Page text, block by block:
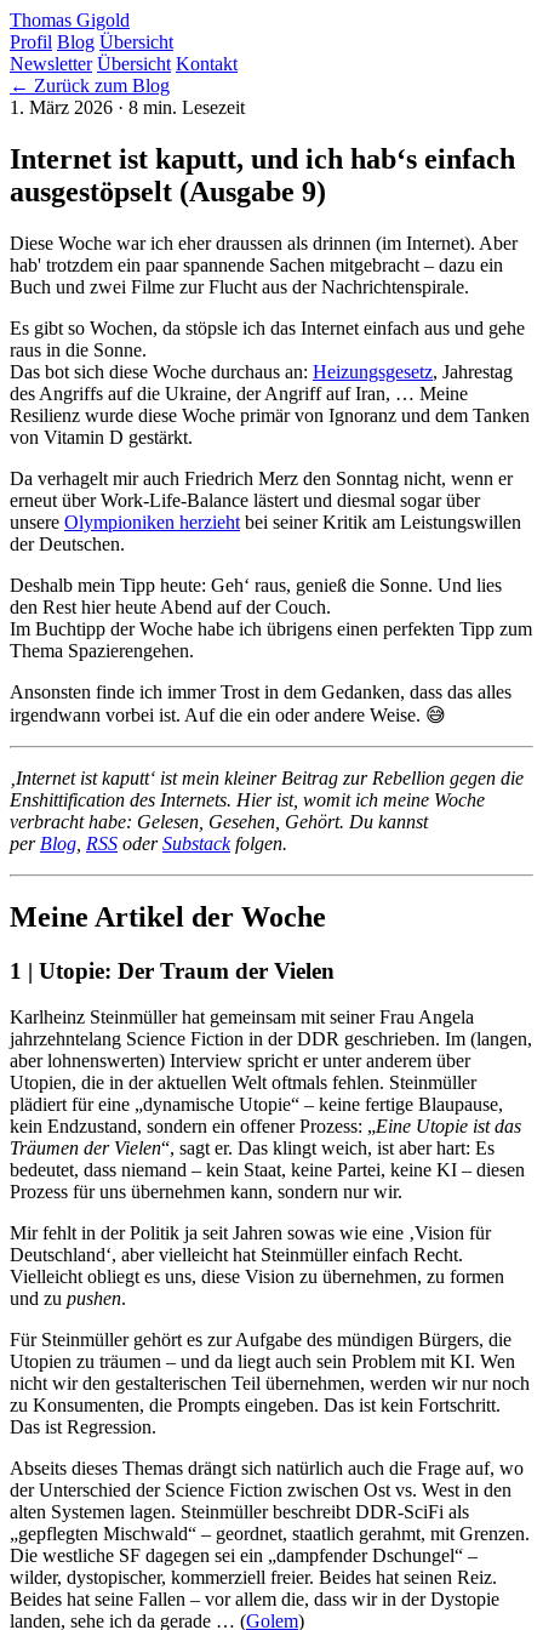
Thomas Gigold
Profil Blog Übersicht
Newsletter Übersicht Kontakt
← Zurück zum Blog
1. März 2026 · 8 min. Lesezeit
Internet ist kaputt, und ich hab‘s einfach
ausgestöpselt (Ausgabe 9)
Diese Woche war ich eher draussen als drinnen (im Internet). Aber
hab' trotzdem ein paar spannende Sachen mitgebracht – dazu ein
Buch und zwei Filme zur Flucht aus der Nachrichtenspirale.
Es gibt so Wochen, da stöpsle ich das Internet einfach aus und gehe
raus in die Sonne.
Das bot sich diese Woche durchaus an: Heizungsgesetz, Jahrestag
des Angriffs auf die Ukraine, der Angriff auf Iran, … Meine
Resilienz wurde diese Woche primär von Ignoranz und dem Tanken
von Vitamin D gestärkt.
Da verhagelt mir auch Friedrich Merz den Sonntag nicht, wenn er
erneut über Work-Life-Balance lästert und diesmal sogar über
unsere Olympioniken herzieht bei seiner Kritik am Leistungswillen
der Deutschen.
Deshalb mein Tipp heute: Geh‘ raus, genieß die Sonne. Und lies
den Rest hier heute Abend auf der Couch.
Im Buchtipp der Woche habe ich übrigens einen perfekten Tipp zum
Thema Spazierengehen.
Ansonsten finde ich immer Trost in dem Gedanken, dass das alles
irgendwann vorbei ist. Auf die ein oder andere Weise. 😅
‚Internet ist kaputt‘ ist mein kleiner Beitrag zur Rebellion gegen die
Enshittification des Internets. Hier ist, womit ich meine Woche
verbracht habe: Gelesen, Gesehen, Gehört. Du kannst
per Blog RSS oderSubstackfolgen.
Meine Artikel der Woche
1 | Utopie: Der Traum der Vielen
Karlheinz Steinmüller hat gemeinsam mit seiner Frau Angela
jahrzehntelang Science Fiction in der DDR geschrieben. Im (langen,
aber lohnenswerten) Interview spricht er unter anderem über
Utopien, die in der aktuellen Welt oftmals fehlen. Steinmüller
plädiert für eine „dynamische Utopie“ – keine fertige Blaupause,
kein Endzustand, sondern ein offener Prozess: „Eine Utopie ist das
Träumen der Vielen“, sagt er. Das klingt weich, ist aber hart: Es
bedeutet, dass niemand – kein Staat, keine Partei, keine KI – diesen
Prozess für uns übernehmen kann, sondern nur wir.
Mir fehlt in der Politik ja seit Jahren sowas wie eine ‚Vision für
Deutschland‘, aber vielleicht hat Steinmüller einfach Recht.
Vielleicht obliegt es uns, diese Vision zu übernehmen, zu formen
und zu pushen.
Für Steinmüller gehört es zur Aufgabe des mündigen Bürgers, die
Utopien zu träumen – und da liegt auch sein Problem mit KI. Wen
nicht wir den gestalterischen Teil übernehmen, werden wir nur noch
zu Konsumenten, die Prompts eingeben. Das ist kein Fortschritt.
Das ist Regression.
Abseits dieses Themas drängt sich natürlich auch die Frage auf, wo
der Unterschied der Science Fiction zwischen Ost vs. West in den
alten Systemen lagen. Steinmüller beschreibt DDR-SciFi als
„gepflegten Mischwald“ – geordnet, staatlich gerahmt, mit Grenzen.
Die westliche SF dagegen sei ein „dampfender Dschungel“ –
wilder, dystopischer, kommerziell freier. Beides hat seinen Reiz.
Beides hat seine Fallen – vor allem die, dass wir in der Dystopie
landen, sehe ich da gerade … (Golem)